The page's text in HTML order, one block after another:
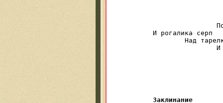
И рогалика серп
Заклинание